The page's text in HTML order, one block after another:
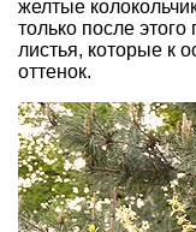
желтые
только после
листья, которые к
оттенок.